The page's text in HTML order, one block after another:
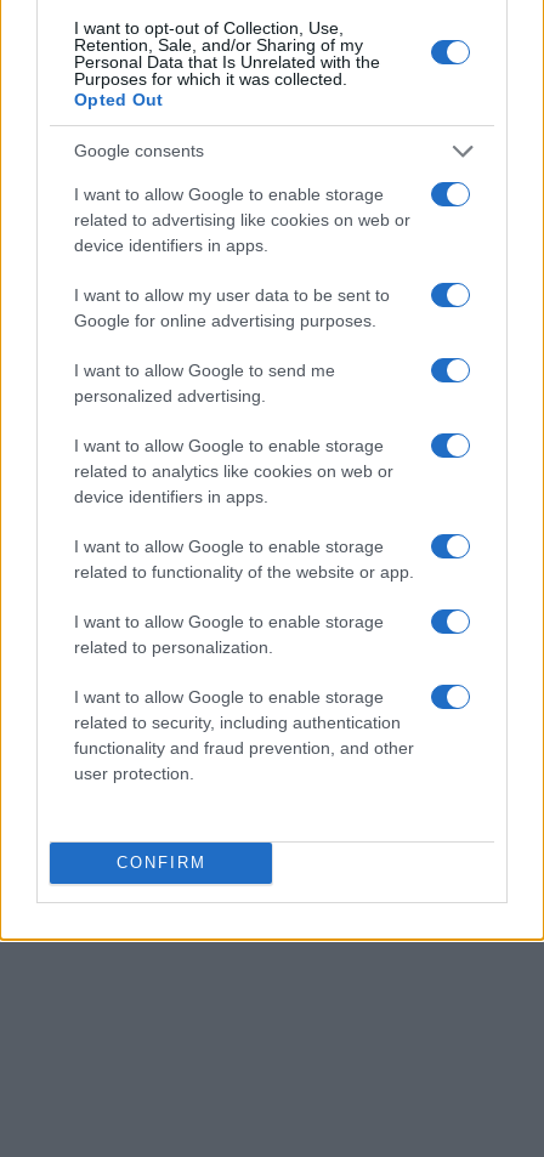
I want to opt-out of Collection, Use,
Retention, Sale, and/or Sharing of my
Personal Data that Is Unrelated with the
Purposes for which it was collected.
Opted Out
Google consents
I want to allow Google to enable storage
related to advertising like cookies on web or
device identifiers in apps.
I want to allow my user data to be sent to
Google for online advertising purposes.
I want to allow Google to send me
personalized advertising.
I want to allow Google to enable storage
related to analytics like cookies on web or
device identifiers in apps.
I want to allow Google to enable storage
related to functionality of the website or app.
I want to allow Google to enable storage
related to personalization.
I want to allow Google to enable storage
related to security, including authentication
functionality and fraud prevention, and other
user protection.
CONFIRM
Come scegliere il miglior trading bot AI per
criptovalute
La scelta del miglior trading bot AI dipende dalle
preferenze e dalle esigenze dell’utente. I bot di trading di
criptovalute sono ideali per i principianti, ma offrono
vantaggi anche ai trader esperti. È importante selezionare
un bot che offra un buon servizio clienti e che sia
Conclusioni
I trading bot AI per criptovalute offrono un modo
efficiente e automatizzato per massimizzare i profitti del
trading. Con una varietà di opzioni disponibili, è possibile
trovare il bot che meglio si adatta alle proprie esigenze di
trading, migliorando così l’efficacia delle operazioni nel
mercato delle criptovalute.
Giorgia Stromeo